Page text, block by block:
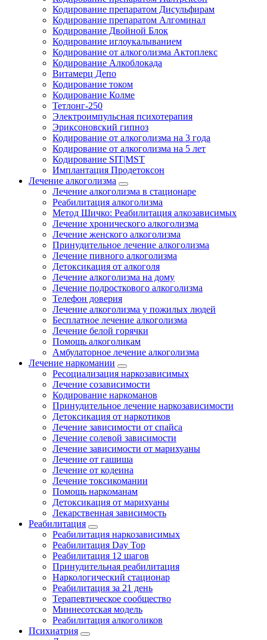
Кодирование препаратом Дисульфирам
Кодирование препаратом Алгоминал
Кодирование Двойной Блок
Кодирование иглоукалыванием
Кодирование от алкоголизма Актоплекс
Кодирование Алкоблокада
Витамерц Депо
Кодирование током
Кодирование Колме
Тетлонг-250
Электроимпульсная психотерапия
Эриксоновский гипноз
Кодирование от алкоголизма на 3 года
Кодирование от алкоголизма на 5 лет
Кодирование SIT|MST
Имплантация Продетоксон
Лечение алкоголизма
Лечение алкоголизма в стационаре
Реабилитация алкоголизма
Метод Шичко: Реабилитация алкозависимых
Лечение хронического алкоголизма
Лечение женского алкоголизма
Принудительное лечение алкоголизма
Лечение пивного алкоголизма
Детоксикация от алкоголя
Лечение алкоголизма на дому
Лечение подросткового алкоголизма
Телефон доверия
Лечение алкоголизма у пожилых людей
Бесплатное лечение алкоголизма
Лечение белой горячки
Помощь алкоголикам
Амбулаторное лечение алкоголизма
Лечение наркомании
Ресоциализация наркозависимых
Лечение созависимости
Кодирование наркоманов
Принудительное лечение наркозависимости
Детоксикация от наркотиков
Лечение зависимости от спайса
Лечение солевой зависимости
Лечение зависимости от марихуаны
Лечение от гашиша
Лечение от кодеина
Лечение токсикомании
Помощь наркоманам
Детоксикация от марихуаны
Лекарственная зависимость
Реабилитация
Реабилитация наркозависимых
Реабилитация Day Top
Реабилитация 12 шагов
Принудительная реабилитация
Наркологический стационар
Реабилитация за 21 день
Терапевтическое сообщество
Миннесотская модель
Реабилитация алкоголиков
Психиатрия